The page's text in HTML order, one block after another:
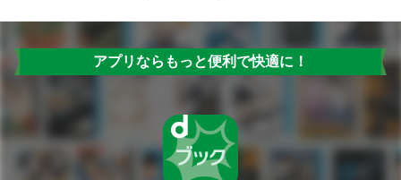
アプリならもっと便利で快適に！